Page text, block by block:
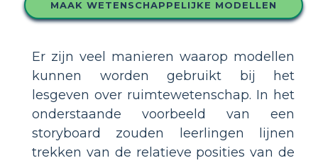
MAAK WETENSCHAPPELIJKE MODELLEN
Er zijn veel manieren waarop modellen
kunnen worden gebruikt bij het
lesgeven over ruimtewetenschap. In het
onderstaande voorbeeld van een
storyboard zouden leerlingen lijnen
trekken van de relatieve posities van de